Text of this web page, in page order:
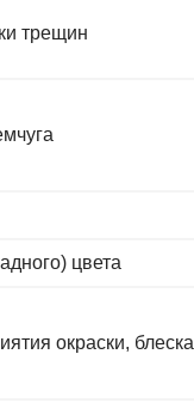
трещин
цвета
окраски,